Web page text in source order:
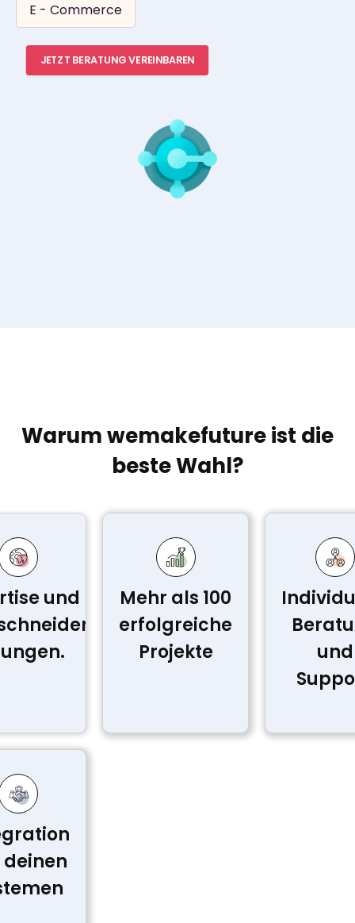
E - Commerce
JETZT BERATUNG VEREINBAREN
Warum wemakefuture ist die
beste Wahl?
und
Mehr als 100
erfolgreiche
Projekte
und